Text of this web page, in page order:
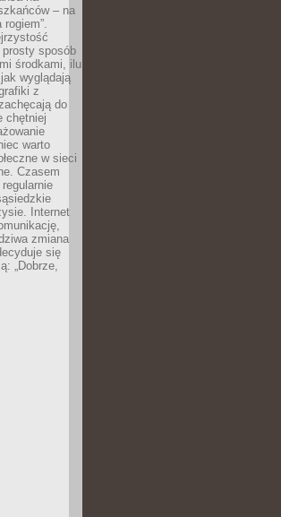
– na
rogiem”.
prosty sposób
środkami, ilu
wyglądają
z
do
chętniej
warto
w sieci
Czasem
Internet
zmiana
się
„Dobrze,